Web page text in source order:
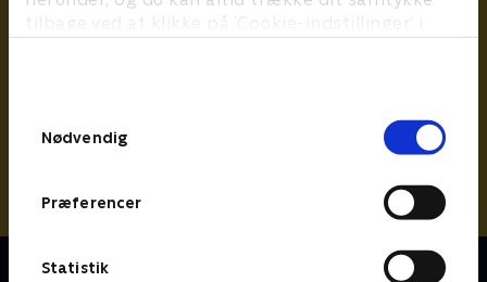
tilbage ved at klikke på ’Cookie-indstillinger’ i
Nødvendig
Præferencer
Statistik
Om Spørg bæltetasken